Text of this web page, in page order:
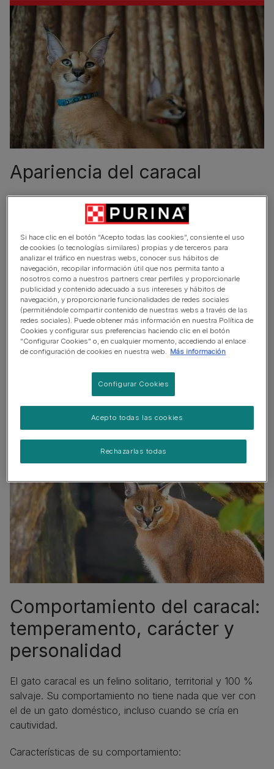
Apariencia del caracal
es un felino de tamaño mediano, musculoso y
muy elegante. Su pelaje corto de color rojizo o arena,
sus ojos almendrados y sus característicos pinceles
negros en las orejas lo hacen inconfundible. A diferencia
de un gato doméstico, como elgato Sokoke , por
ejemplo, tiene una estructura corporal claramente
orientada a la caza: extremidades largas, pecho
profundo, músculos potentes y movimientos
extremadamente silenciosos.
Se le llama gato lince africano, porque su aspecto
orejas puntiagudas y el rostro expresivo, pero no está
emparentado directamente con él.
Comportamiento del caracal:
temperamento, carácter y
personalidad
El gato caracal es un felino solitario, territorial y 100 %
salvaje. Su comportamiento no tiene nada que ver con
el de un gato doméstico, incluso cuando se cría en
cautividad.
Características de su comportamiento:
Si hace clic en el botón “Acepto todas las cookies”, consiente el uso
de cookies (o tecnologías similares) propias y de terceros para
analizar el tráfico en nuestras webs, conocer sus hábitos de
navegación, recopilar información útil que nos permita tanto a
nosotros como a nuestros partners crear perfiles y proporcionarle
publicidad y contenido adecuado a sus intereses y hábitos de
navegación, y proporcionarle funcionalidades de redes sociales
(permitiéndole compartir contenido de nuestras webs a través de las
redes sociales). Puede obtener más información en nuestra Política de
Cookies y configurar sus preferencias haciendo clic en el botón
“Configurar Cookies” o, en cualquier momento, accediendo al enlace
de configuración de cookies en nuestra web. Más información
Configurar Cookies
Rechazarlas todas
Acepto todas las cookies